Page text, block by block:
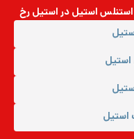
استیلدر استیل رخ
استیل
استیل